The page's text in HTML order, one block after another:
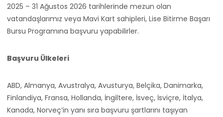
2025 – 31 Ağustos 2026 tarihlerinde mezun olan
vatandaşlarımız veya Mavi Kart sahipleri, Lise Bitirme Başarı
Bursu Programına başvuru yapabilirler.
Başvuru Ülkeleri
ABD, Almanya, Avustralya, Avusturya, Belçika, Danimarka,
Finlandiya, Fransa, Hollanda, İngiltere, İsveç, İsviçre, İtalya,
Kanada, Norveç’in yanı sıra başvuru şartlarını taşıyan